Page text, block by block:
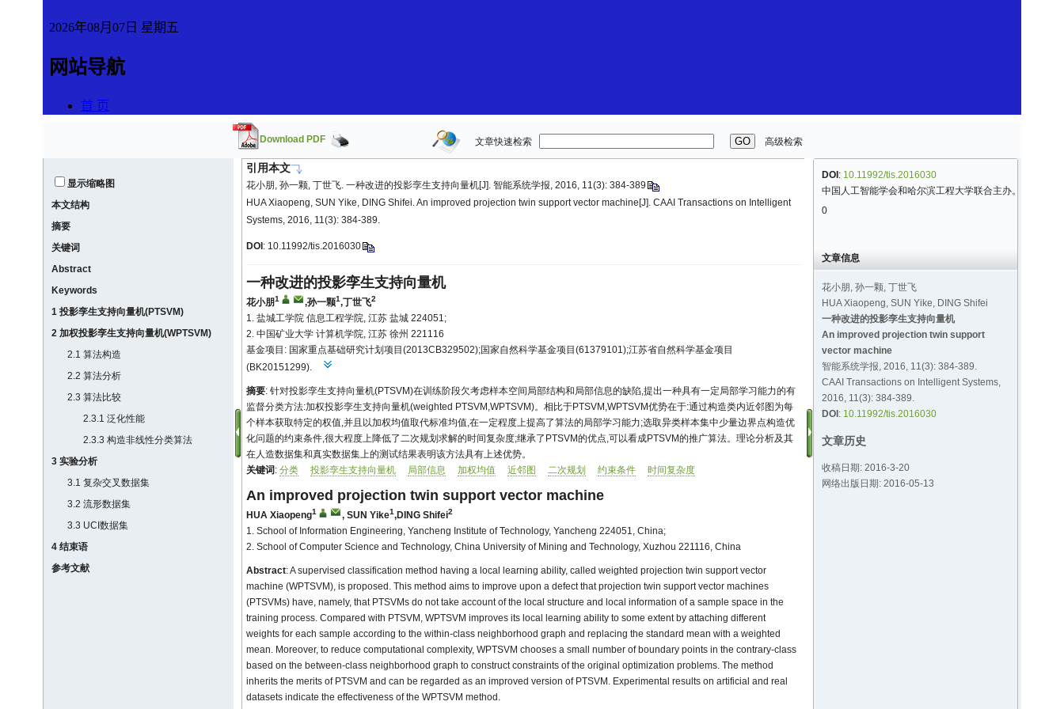
Download PDF 文章快速检索 高级检索
显示缩略图
本文结构
摘要
关键词
Abstract
Keywords
1 投影孪生支持向量机(PTSVM)
2 加权投影孪生支持向量机(WPTSVM)
2.1 算法构造
2.2 算法分析
2.3 算法比较
2.3.1 泛化性能
2.3.3 构造非线性分类算法
3 实验分析
3.1 复杂交叉数据集
3.2 流形数据集
3.3 UCI数据集
4 结束语
参考文献
引用本文
花小朋, 孙一颗, 丁世飞. 一种改进的投影孪生支持向量机[J]. 智能系统学报, 2016, 11(3): 384-389
HUA Xiaopeng, SUN Yike, DING Shifei. An improved projection twin support vector machine[J]. CAAI Transactions on Intelligent
Systems, 2016, 11(3): 384-389.
DOI : 10.11992/tis.2016030
一种改进的投影孪生支持向量机
花小朋1 ,孙一颗1,丁世飞2
1. 盐城工学院 信息工程学院, 江苏 盐城 224051;
2. 中国矿业大学 计算机学院, 江苏 徐州 221116
基金项目: 国家重点基础研究计划项目(2013CB329502);国家自然科学基金项目(61379101);江苏省自然科学基金项目
(BK20151299).
摘要: 针对投影孪生支持向量机(PTSVM)在训练阶段欠考虑样本空间局部结构和局部信息的缺陷,提出一种具有一定局部学习能力的有
监督分类方法:加权投影孪生支持向量机(weighted PTSVM,WPTSVM)。相比于PTSVM,WPTSVM优势在于:通过构造类内近邻图为每
个样本获取特定的权值,并且以加权均值取代标准均值,在一定程度上提高了算法的局部学习能力;选取异类样本集中少量边界点构造优
化问题的约束条件,很大程度上降低了二次规划求解的时间复杂度;继承了PTSVM的优点,可以看成PTSVM的推广算法。理论分析及其
在人造数据集和真实数据集上的测试结果表明该方法具有上述优势。
关键词 : 分类 投影孪生支持向量机 局部信息 加权均值 近邻图 二次规划 约束条件 时间复杂度
An improved projection twin support vector machine
HUA Xiaopeng1 , SUN Yike1,DING Shifei2
1. School of Information Engineering, Yancheng Institute of Technology, Yancheng 224051, China;
2. School of Computer Science and Technology, China University of Mining and Technology, Xuzhou 221116, China
Abstract: A supervised classification method having a local learning ability, called weighted projection twin support vector
machine (WPTSVM), is proposed. This method aims to improve upon a defect that projection twin support vector machines
(PTSVMs) have, namely, that PTSVMs do not take account of the local structure and local information of a sample space in the
training process. Compared with PTSVM, WPTSVM improves its local learning ability to some extent by attaching different
weights for each sample according to the within-class neighborhood graph and replacing the standard mean with a weighted
mean. Moreover, to reduce computational complexity, WPTSVM chooses a small number of boundary points in the contrary-class
based on the between-class neighborhood graph to construct constraints of the original optimization problems. The method
inherits the merits of PTSVM and can be regarded as an improved version of PTSVM. Experimental results on artificial and real
datasets indicate the effectiveness of the WPTSVM method.
DOI : 10.11992/tis.2016030
中国人工智能学会和哈尔滨工程大学联合主办。
0
文章信息
花小朋, 孙一颗, 丁世飞
HUA Xiaopeng, SUN Yike, DING Shifei
一种改进的投影孪生支持向量机
An improved projection twin support
vector machine
智能系统学报, 2016, 11(3): 384-389.
CAAI Transactions on Intelligent Systems,
2016, 11(3): 384-389.
DOI : 10.11992/tis.2016030
文章历史
收稿日期: 2016-3-20
网络出版日期: 2016-05-13